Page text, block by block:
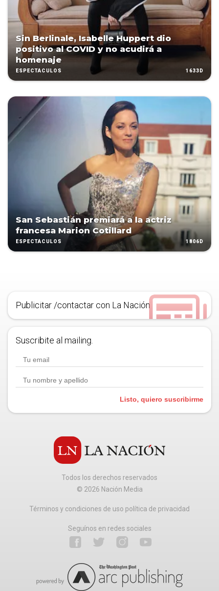
Sin Berlinale, Isabelle Huppert dio
positivo al COVID y no acudirá a
homenaje
ESPECTÁCULOS 1633D
San Sebastián premiará a la actriz
francesa Marion Cotillard
ESPECTÁCULOS 1806D
Publicitar /contactar con La Nación
Suscribite al mailing.
Listo, quiero suscribirme
Todos los derechos reservados
© 2026 Nación Media
Términos y condiciones de uso política de privacidad
Seguínos en redes sociales